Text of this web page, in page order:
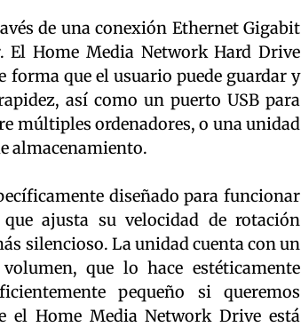
de una conexión Ethernet Gigabit
El Home Media Network Hard Drive
forma que el usuario puede guardar y
así como un puerto USB para
múltiples ordenadores, o una unidad
almacenamiento.
diseñado para funcionar
ajusta su velocidad de rotación
silencioso. La unidad cuenta con un
que lo hace estéticamente
pequeño si queremos
el Home Media Network Drive está